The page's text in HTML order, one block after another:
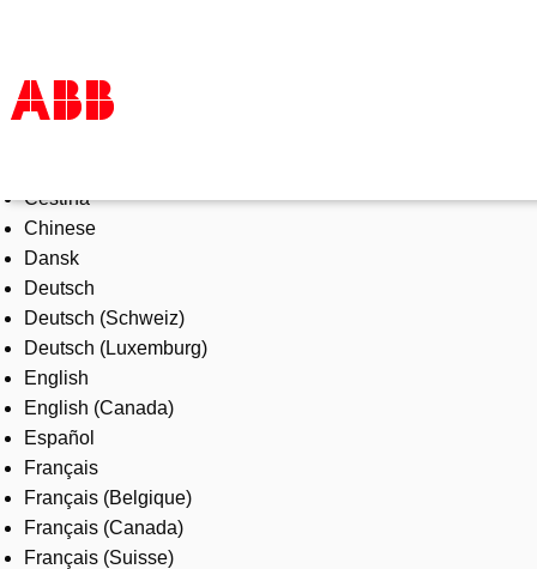
Products & Solutions
Industries
Services
About us
Where to buy
Contact us
Careers
Čeština
Chinese
Dansk
Deutsch
Deutsch (Schweiz)
Deutsch (Luxemburg)
English
English (Canada)
Español
Français
Français (Belgique)
Français (Canada)
Français (Suisse)